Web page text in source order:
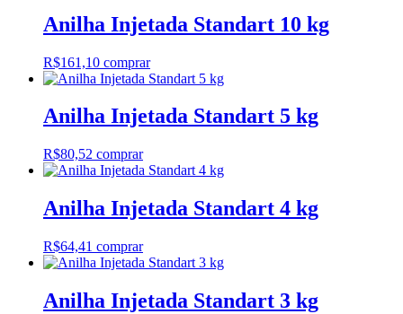
Anilha Injetada Standart 10 kg
R$161,10 comprar
Anilha Injetada Standart 5 kg
R$80,52 comprar
Anilha Injetada Standart 4 kg
R$64,41 comprar
Anilha Injetada Standart 3 kg